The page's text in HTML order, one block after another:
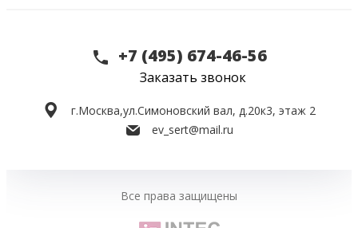
+7 (495) 674-46-56
Заказать звонок
г.Москва,ул.Симоновский вал, д.20к3, этаж 2
ev_sert@mail.ru
Все права защищены